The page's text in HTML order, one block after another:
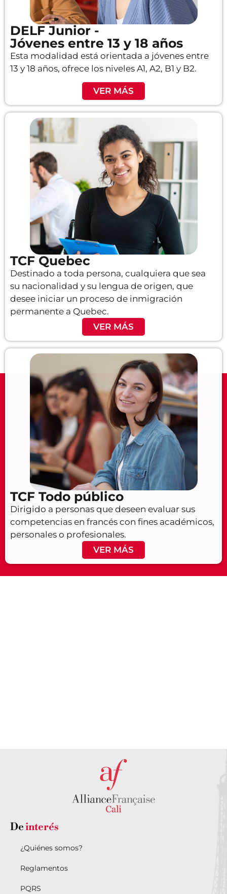
DELF Junior -
Jóvenes entre 13 y 18 años
Esta modalidad está orientada a jóvenes entre
13 y 18 años, ofrece los niveles A1, A2, B1 y B2.
VER MÁS
TCF Quebec
Destinado a toda persona, cualquiera que sea
su nacionalidad y su lengua de origen, que
desee iniciar un proceso de inmigración
permanente a Quebec.
VER MÁS
TCF Todo público
Dirigido a personas que deseen evaluar sus
competencias en francés con fines académicos,
personales o profesionales.
VER MÁS
Deinterés
¿Quiénes somos?
Reglamentos
PQRS